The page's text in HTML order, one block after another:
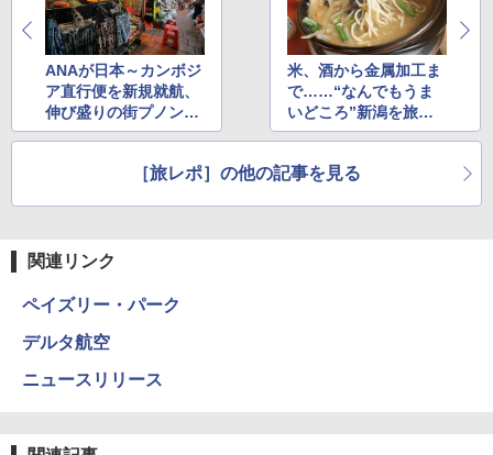
ANAが日本～カンボジ
ア直行便を新規就航、
伸び盛りの街プノンペ
ンの旅（その3）
米、酒から金属加工ま
で……“なんでもうま
いどころ”新潟を旅し
た（その1）
［旅レポ］の他の記事を見る
関連リンク
ペイズリー・パーク
デルタ航空
ニュースリリース